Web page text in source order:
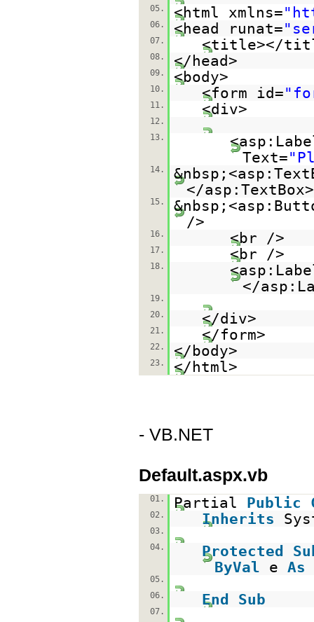
05.
<html xmlns="
06. <head runat=
07. <title></
08. </head>
09. <body>
10. <form id=
11. <div>
12.
13.
Text=
14.
</asp:TextBox>
15.
/>
16. <br />
17. <br />
18.
</
19.
20.
</div>
21. </form>
22. </body>
23. </html>
- VB.NET
Default.aspx.vb
01. Partial Public
02. Inherits
03.
04.
Protected
ByVal e As
05.
06.
End Sub
07.